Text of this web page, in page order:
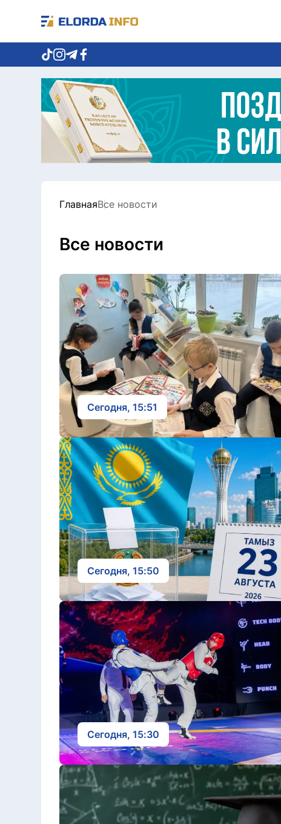
ГлавнаяВсе новости
Все новости
Сегодня, 15:51
Сегодня, 15:50
Сегодня, 15:30